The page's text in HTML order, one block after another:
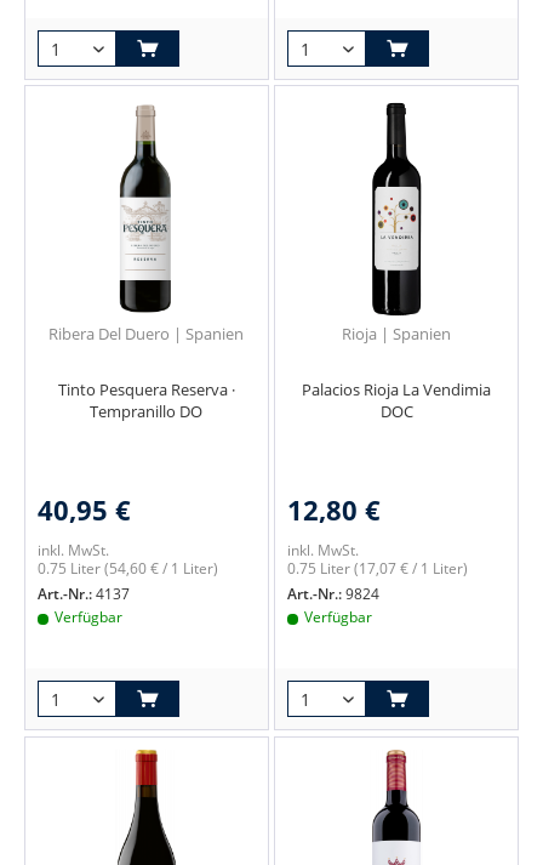
Ribera Del Duero | Spanien
Tinto Pesquera Reserva ·
Tempranillo DO
40,95 €
inkl. MwSt.
0.75 Liter(54,60 € / 1 Liter)
Art.-Nr.:4137
Verfügbar
Rioja | Spanien
Palacios Rioja La Vendimia
DOC
12,80 €
inkl. MwSt.
0.75 Liter(17,07 € / 1 Liter)
Art.-Nr.:9824
Verfügbar